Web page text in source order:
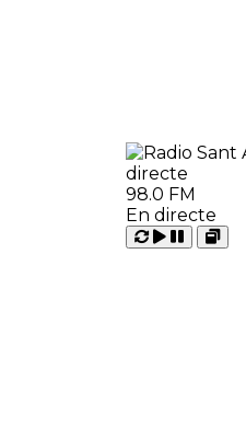
98.0 FM
En directe
Carregant
Reproduir
Pausar
Open